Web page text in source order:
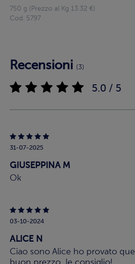
750 g (Prezzo al Kg 13.32 €)
Cod. 5797
Recensioni (3)
5.0 / 5
31-07-2025
GIUSEPPINA M
Ok
03-10-2024
ALICE N
Ciao sono Alice ho provato